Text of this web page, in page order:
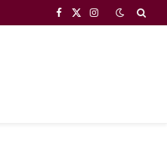
Facebook
X
Instagram